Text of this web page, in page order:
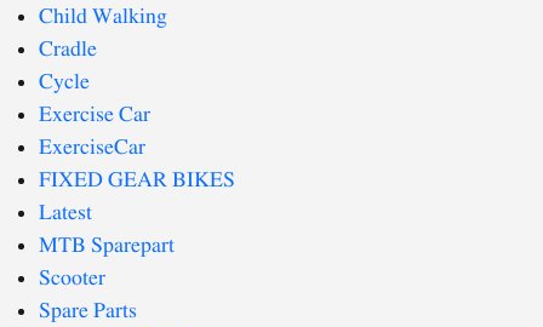
Child Walking
Cradle
Cycle
Exercise Car
ExerciseCar
FIXED GEAR BIKES
Latest
MTB Sparepart
Scooter
Spare Parts